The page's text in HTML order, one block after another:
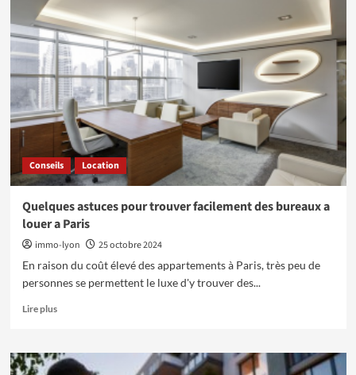
fonctionne
l’association
des
locataires
?
Conseils Location
Quelques astuces pour trouver facilement des bureaux a
louer a Paris
immo-lyon
25 octobre 2024
En raison du coût élevé des appartements à Paris, très peu de
personnes se permettent le luxe d'y trouver des...
Lire plusEn
sur
Quelques